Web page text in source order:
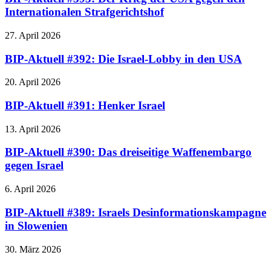
Internationalen Strafgerichtshof
27. April 2026
BIP-Aktuell #392: Die Israel-Lobby in den USA
20. April 2026
BIP-Aktuell #391: Henker Israel
13. April 2026
BIP-Aktuell #390: Das dreiseitige Waffenembargo
gegen Israel
6. April 2026
BIP-Aktuell #389: Israels Desinformationskampagne
in Slowenien
30. März 2026